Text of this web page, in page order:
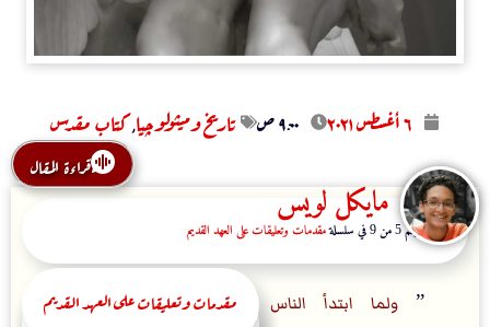
٦ أغسطس ۲۰۲۱ ۹:۰۰ ص تاريخ وميثولوچيا,كتاب مقدس
قراءة المقال
مايكل لويس
المقال رقم 5 من 9 في سلسلة مقدمات وتعليقات على العهد القديم
مقدمات وتعليقات على العهد القديم ” ولما ابتدأ الناس